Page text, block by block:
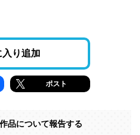
入り追加
ポスト
品について報告する